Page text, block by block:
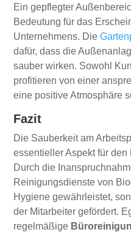
Ein gepflegter
Bedeutung für das
Unternehmens. Die
dafür, dass die
sauber wirken. Sowohl
profitieren von einer
eine positive Atmosphäre
Fazit
Die Sauberkeit am
essentieller Aspekt für
Durch die
Reinigungsdienste von
Hygiene gewährleistet,
der Mitarbeiter gefördert.
regelmäßige